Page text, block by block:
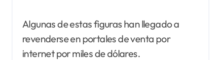
Algunas de estas figuras han llegado a
revenderse en portales de venta por
internet por miles de dólares.